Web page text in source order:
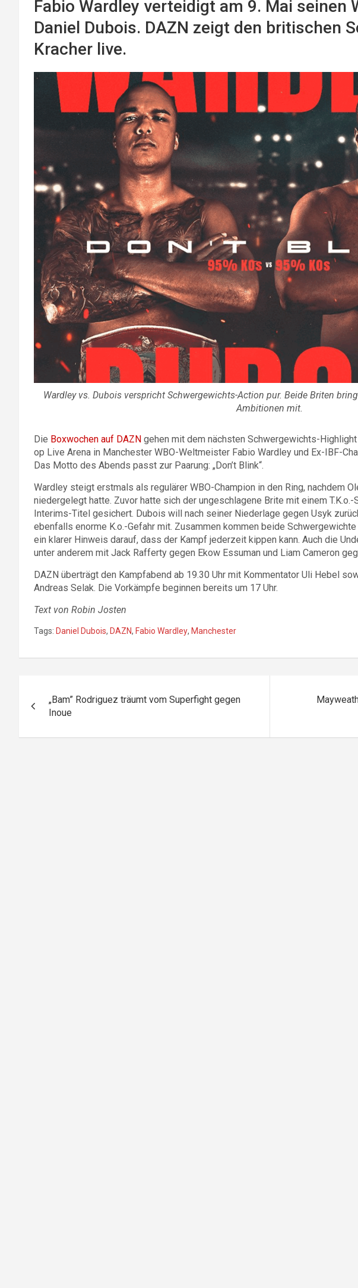
Fabio Wardley verteidigt am 9. Mai seinen
Daniel Dubois. DAZN zeigt den britischen
Kracher live.
Wardley vs. Dubois verspricht Schwergewichts-Action pur. Beide Briten
Ambitionen mit.
Die Boxwochen auf DAZN gehen mit dem nächsten Schwergewichts-
op Live Arena in Manchester WBO-Weltmeister Fabio Wardley und Ex-IBF-
Das Motto des Abends passt zur Paarung: „Don’t Blink“.
Wardley steigt erstmals als regulärer WBO-Champion in den Ring, nachdem
niedergelegt hatte. Zuvor hatte sich der ungeschlagene Brite mit einem
Interims-Titel gesichert. Dubois will nach seiner Niederlage gegen Usyk
ebenfalls enorme K.o.-Gefahr mit. Zusammen kommen beide
ein klarer Hinweis darauf, dass der Kampf jederzeit kippen kann. Auch die
unter anderem mit Jack Rafferty gegen Ekow Essuman und Liam Cameron
DAZN überträgt den Kampfabend ab 19.30 Uhr mit Kommentator Uli Hebel
Andreas Selak. Die Vorkämpfe beginnen bereits um 17 Uhr.
Text von Robin Josten
Tags: Daniel Dubois, DAZN, Fabio Wardley, Manchester
„Bam” Rodriguez träumt vom Superfight gegen
Inoue